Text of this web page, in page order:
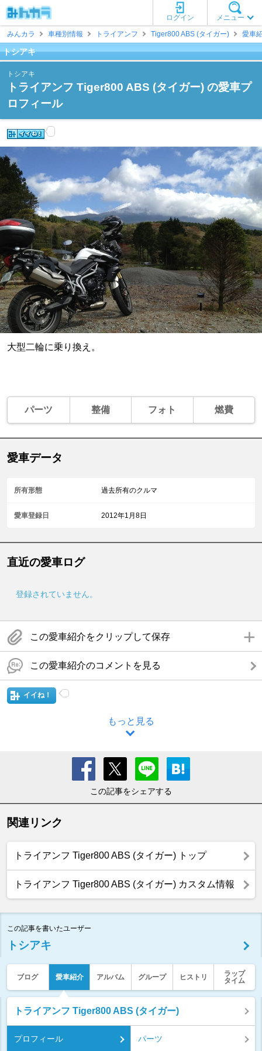
メニュー
ログイン
みんカラ
車種別情報 トライアンフ Tiger800 ABS (タイガー) 愛車
トシアキ
トシアキ
トライアンフ Tiger800 ABS (タイガー) の愛車プ
ロフィール
大型二輪に乗り換え。
パーツ 整備 フォト 燃費
愛車データ
所有形態 過去所有のクルマ
愛車登録日 2012年1月8日
直近の愛車ログ
登録されていません。
この愛車紹介をクリップして保存
この愛車紹介のコメントを見る
イイね！
もっと見る
この記事をシェアする
関連リンク
トライアンフ Tiger800 ABS (タイガー) トップ
トライアンフ Tiger800 ABS (タイガー) カスタム情報
この記事を書いたユーザー
トシアキ
ブログ 愛車紹介 アルバム グループ ヒストリ
ラップ
タイム
トライアンフ Tiger800 ABS (タイガー)
プロフィール パーツ